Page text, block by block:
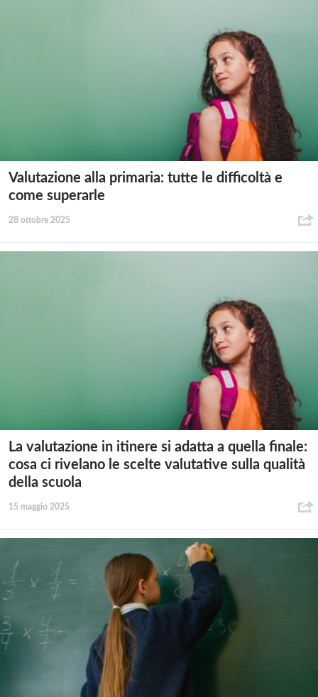
Valutazione alla primaria: tutte le difficoltà e
come superarle
28 ottobre 2025
La valutazione in itinere si adatta a quella finale:
cosa ci rivelano le scelte valutative sulla qualità
della scuola
15 maggio 2025